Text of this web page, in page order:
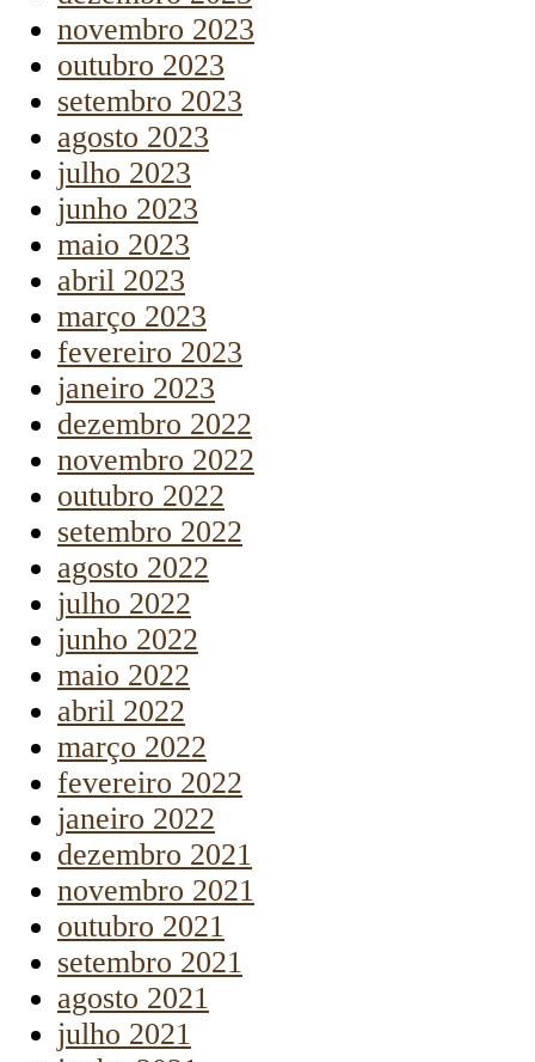
novembro 2023
outubro 2023
setembro 2023
agosto 2023
julho 2023
junho 2023
maio 2023
abril 2023
março 2023
fevereiro 2023
janeiro 2023
dezembro 2022
novembro 2022
outubro 2022
setembro 2022
agosto 2022
julho 2022
junho 2022
maio 2022
abril 2022
março 2022
fevereiro 2022
janeiro 2022
dezembro 2021
novembro 2021
outubro 2021
setembro 2021
agosto 2021
julho 2021